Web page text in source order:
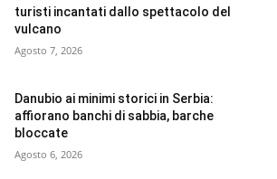
turisti incantati dallo spettacolo del
vulcano
Agosto 7, 2026
Danubio ai minimi storici in Serbia:
affiorano banchi di sabbia, barche
bloccate
Agosto 6, 2026